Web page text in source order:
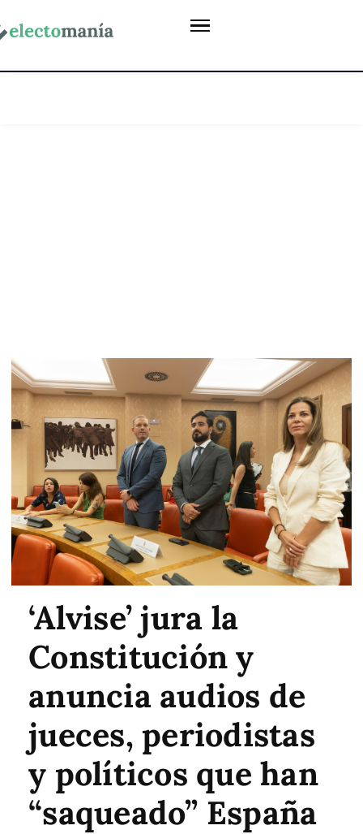
‘Alvise’ jura la
Constitución y
anuncia audios de
jueces, periodistas
y políticos que han
“saqueado” España